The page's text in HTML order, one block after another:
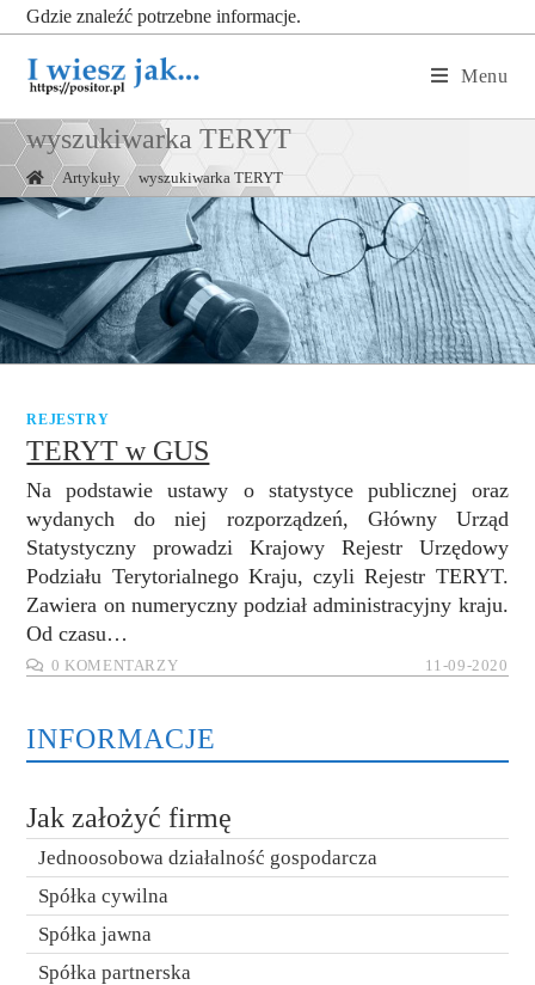
Gdzie znaleźć potrzebne informacje.
Menu
wyszukiwarka TERYT
| Artykuły | wyszukiwarka TERYT
REJESTRY
TERYT w GUS
Na podstawie ustawy o statystyce publicznej oraz
wydanych do niej rozporządzeń, Główny Urząd
Statystyczny prowadzi Krajowy Rejestr Urzędowy
Podziału Terytorialnego Kraju, czyli Rejestr TERYT.
Zawiera on numeryczny podział administracyjny kraju.
Od czasu…
0 KOMENTARZY 11-09-2020
INFORMACJE
Jak założyć firmę
Jednoosobowa działalność gospodarcza
Spółka cywilna
Spółka jawna
Spółka partnerska